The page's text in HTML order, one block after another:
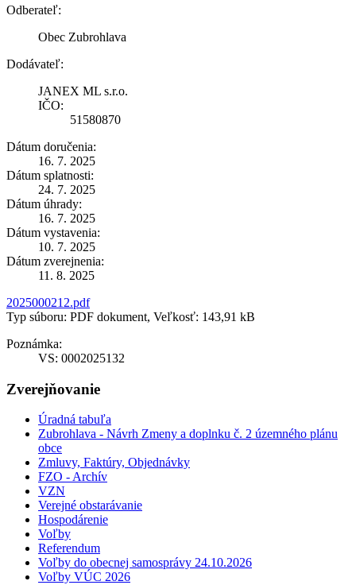
Odberateľ:
Obec Zubrohlava
Dodávateľ:
JANEX ML s.r.o.
IČO:
51580870
Dátum doručenia:
16. 7. 2025
Dátum splatnosti:
24. 7. 2025
Dátum úhrady:
16. 7. 2025
Dátum vystavenia:
10. 7. 2025
Dátum zverejnenia:
11. 8. 2025
2025000212.pdf
Typ súboru: PDF dokument, Veľkosť: 143,91 kB
Poznámka:
VS: 0002025132
Zverejňovanie
Úradná tabuľa
Zubrohlava - Návrh Zmeny a doplnku č. 2 územného plánu
obce
Zmluvy, Faktúry, Objednávky
FZO - Archív
VZN
Verejné obstarávanie
Hospodárenie
Voľby
Referendum
Voľby do obecnej samosprávy 24.10.2026
Voľby VÚC 2026